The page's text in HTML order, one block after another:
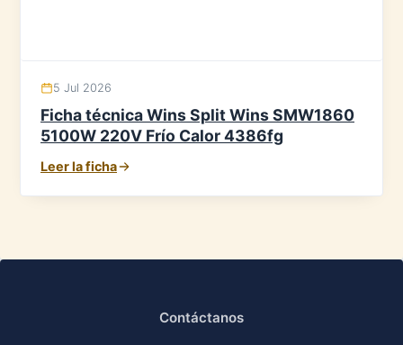
5 Jul 2026
Ficha técnica Wins Split Wins SMW1860
5100W 220V Frío Calor 4386fg
Leer la ficha
Contáctanos